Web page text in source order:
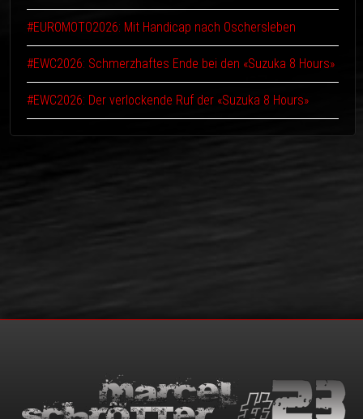
#EUROMOTO2026: Mit Handicap nach Oschersleben
#EWC2026: Schmerzhaftes Ende bei den «Suzuka 8 Hours»
#EWC2026: Der verlockende Ruf der «Suzuka 8 Hours»